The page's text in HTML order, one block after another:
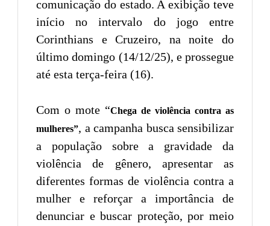
comunicação do estado. A exibição teve
início no intervalo do jogo entre
Corinthians e Cruzeiro, na noite do
último domingo (14/12/25), e prossegue
até esta terça-feira (16).
Com o mote “Chega de violência contra as
mulheres”, a campanha busca sensibilizar
a população sobre a gravidade da
violência de gênero, apresentar as
diferentes formas de violência contra a
mulher e reforçar a importância de
denunciar e buscar proteção, por meio